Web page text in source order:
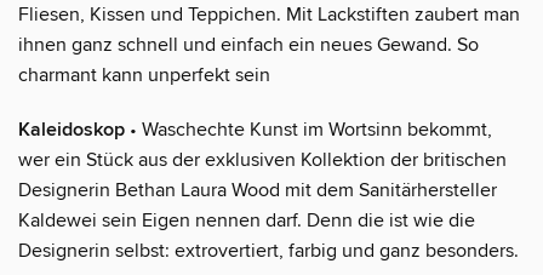
Fliesen, Kissen und Teppichen. Mit Lackstiften zaubert man
ihnen ganz schnell und einfach ein neues Gewand. So
charmant kann unperfekt sein
Kaleidoskop • Waschechte Kunst im Wortsinn bekommt,
wer ein Stück aus der exklusiven Kollektion der britischen
Designerin Bethan Laura Wood mit dem Sanitärhersteller
Kaldewei sein Eigen nennen darf. Denn die ist wie die
Designerin selbst: extrovertiert, farbig und ganz besonders.